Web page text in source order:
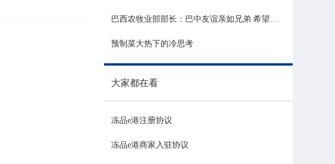
报后，该局迅
场控制船员2
巴西农牧业部部长：巴中友谊亲如兄弟 希望与中国深化农业合作
预制菜大热下的冷思考
大家都在看
冻品e港注册协议
冻品e港商家入驻协议